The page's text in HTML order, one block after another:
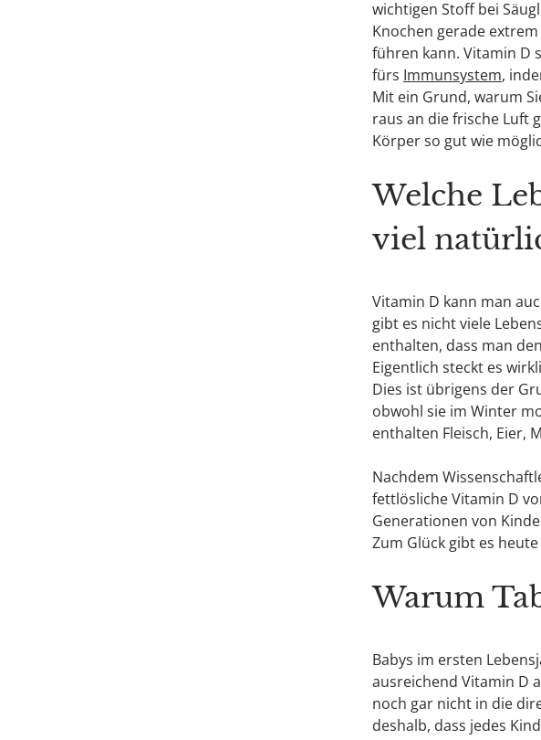
wichtigen Stoff bei
Knochen gerade
führen kann. Vitamin D
fürs Immunsystem,
Mit ein Grund, warum
raus an die frische Luft
Körper so gut wie
Welche
viel
Vitamin D kann man
gibt es nicht viele
enthalten, dass man
Eigentlich steckt es
Dies ist übrigens der
obwohl sie im Winter
enthalten Fleisch, Eier,
Nachdem
fettlösliche Vitamin D
Generationen von
Zum Glück gibt es
Warum
Babys im ersten
ausreichend Vitamin D
noch gar nicht in die
deshalb, dass jedes